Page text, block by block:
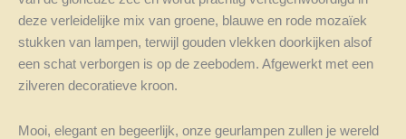
deze verleidelijke mix van groene, blauwe en rode mozaïek
stukken van lampen, terwijl gouden vlekken doorkijken alsof
een schat verborgen is op de zeebodem. Afgewerkt met een
zilveren decoratieve kroon.
Mooi, elegant en begeerlijk, onze geurlampen zullen je wereld